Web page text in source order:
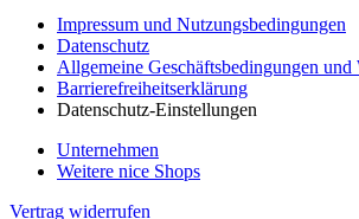
Impressum und Nutzungsbedingungen
Datenschutz
Allgemeine Geschäftsbedingungen
Barrierefreiheitserklärung
Datenschutz-Einstellungen
Unternehmen
Weitere nice Shops
Vertrag widerrufen